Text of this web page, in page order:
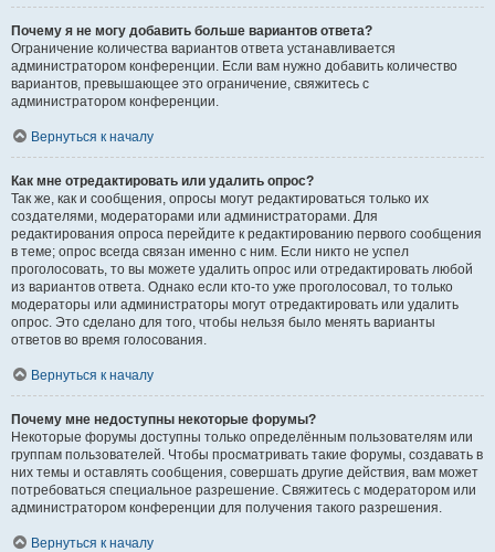
Почему я не могу добавить больше вариантов ответа?
Ограничение количества вариантов ответа устанавливается
администратором конференции. Если вам нужно добавить количество
вариантов, превышающее это ограничение, свяжитесь с
администратором конференции.
Вернуться к началу
Как мне отредактировать или удалить опрос?
Так же, как и сообщения, опросы могут редактироваться только их
создателями, модераторами или администраторами. Для
редактирования опроса перейдите к редактированию первого сообщения
в теме; опрос всегда связан именно с ним. Если никто не успел
проголосовать, то вы можете удалить опрос или отредактировать любой
из вариантов ответа. Однако если кто-то уже проголосовал, то только
модераторы или администраторы могут отредактировать или удалить
опрос. Это сделано для того, чтобы нельзя было менять варианты
ответов во время голосования.
Вернуться к началу
Почему мне недоступны некоторые форумы?
Некоторые форумы доступны только определённым пользователям или
группам пользователей. Чтобы просматривать такие форумы, создавать в
них темы и оставлять сообщения, совершать другие действия, вам может
потребоваться специальное разрешение. Свяжитесь с модератором или
администратором конференции для получения такого разрешения.
Вернуться к началу